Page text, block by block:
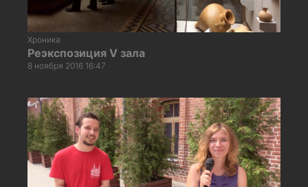
Хроника
Реэкспозиция V зала
8 ноября 2016 16:47